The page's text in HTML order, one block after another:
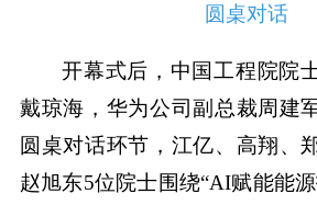
圆桌对话
开幕式后，中国工程院院
戴琼海，华为公司副总裁周建
圆桌对话环节，江亿、高翔、
赵旭东5位院士围绕“AI赋能能